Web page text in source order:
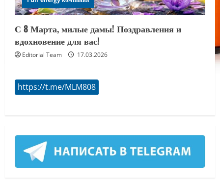
С 8 Марта, милые дамы! Поздравления и
вдохновение для вас!
Editorial Team 17.03.2026
https://t.me/MLM808